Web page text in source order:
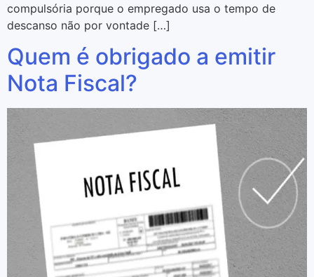
compulsória porque o empregado usa o tempo de
descanso não por vontade […]
Quem é obrigado a emitir
Nota Fiscal?